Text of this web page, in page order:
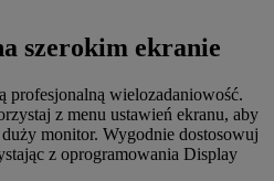
szerokim ekranie
profesjonalną wielozadaniowość.
z menu ustawień ekranu, aby
monitor. Wygodnie dostosowuj
z oprogramowania Display